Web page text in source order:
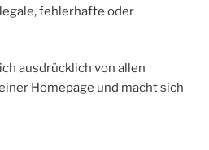
fehlerhafte oder
ausdrücklich von allen
Homepage und macht sich